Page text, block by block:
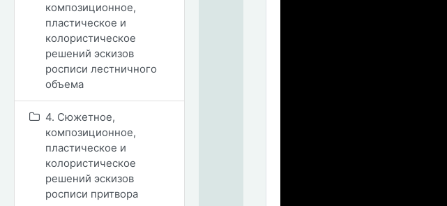
композиционное,
пластическое и
колористическое
решений эскизов
росписи лестничного
объема
4. Сюжетное,
композиционное,
пластическое и
колористическое
решений эскизов
росписи притвора